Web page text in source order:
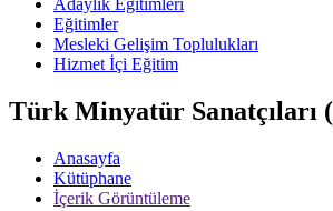
Adaylık Eğitimleri
Eğitimler
Mesleki Gelişim Toplulukları
Hizmet İçi Eğitim
Türk Minyatür Sanatçıları
Anasayfa
Kütüphane
İçerik Görüntüleme